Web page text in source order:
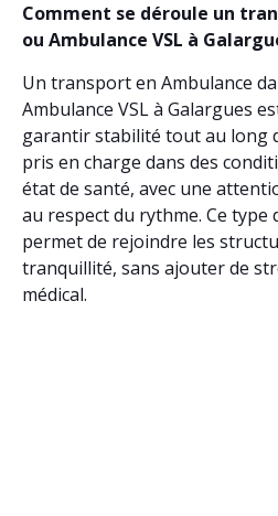
Comment se déroule un
ou Ambulance VSL à
Un transport en Ambulance
Ambulance VSL à Galargues
garantir stabilité tout au long
pris en charge dans des
état de santé, avec une
au respect du rythme. Ce type
permet de rejoindre les
tranquillité, sans ajouter de
médical.